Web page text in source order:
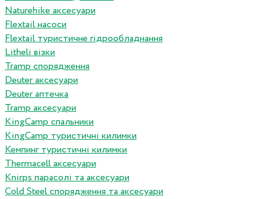
Naturehike аксесуари
Flextail насоси
Flextail туристичне гідрообладнання
Litheli візки
Tramp спорядження
Deuter аксесуари
Deuter аптечка
Tramp аксесуари
KingCamp спальники
KingCamp туристичні килимки
Кемпинг туристичні килимки
Thermacell аксесуари
Knirps парасолі та аксесуари
Cold Steel спорядження та аксесуари